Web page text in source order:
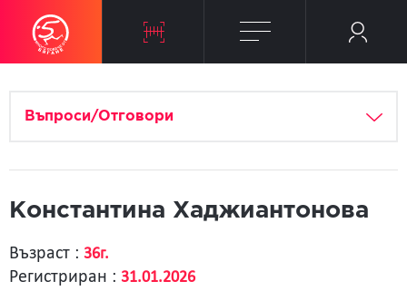
Въпроси/Отговори
Константина Хаджиантонова
Възраст : 36г.
Регистриран : 31.01.2026